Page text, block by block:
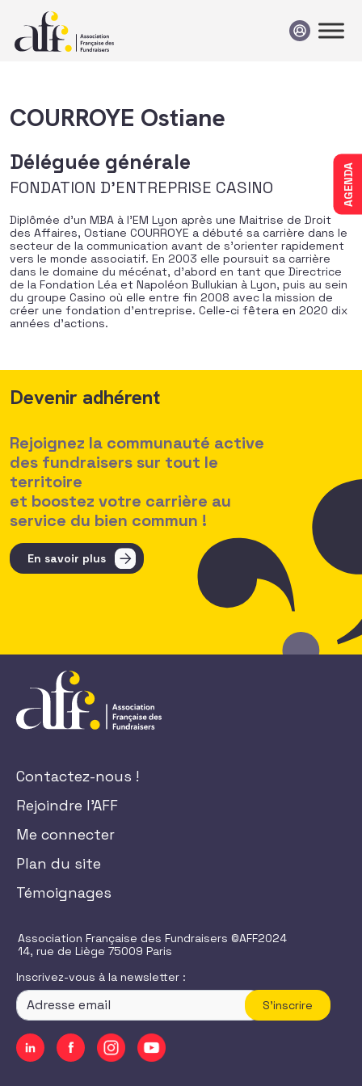
AGENDA
COURROYE Ostiane
Déléguée générale
FONDATION D'ENTREPRISE CASINO
Diplômée d’un MBA à l’EM Lyon après une Maitrise de Droit
des Affaires, Ostiane COURROYE a débuté sa carrière dans le
secteur de la communication avant de s’orienter rapidement
vers le monde associatif. En 2003 elle poursuit sa carrière
dans le domaine du mécénat, d’abord en tant que Directrice
de la Fondation Léa et Napoléon Bullukian à Lyon, puis au sein
du groupe Casino où elle entre fin 2008 avec la mission de
créer une fondation d’entreprise. Celle-ci fêtera en 2020 dix
années d’actions.
Devenir adhérent
Rejoignez la communauté active
des fundraisers sur tout le
territoire
et boostez votre carrière au
service du bien commun !
En savoir plus
Contactez-nous !
Rejoindre l'AFF
Me connecter
Plan du site
Témoignages
Association Française des Fundraisers ©AFF2024
14, rue de Liège 75009 Paris
Inscrivez-vous à la newsletter :
S'inscrire